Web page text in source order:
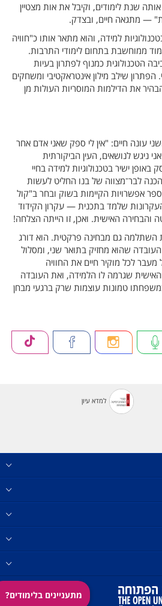
מתעניינים בלימודים?
שנת לימודים, וקיבל את אות מצטיין
— מתגאה חיים, ובצדק.
למידה, והוא מתאר אותו כ"חוויה
ממוחשבת בתחום לימודי התרבות.
הטכנולוגית כמנוף לפתרון בעיות
שילב מילון אינטראקטיבי ומשחקים
את הדילמות המוסריות העולות מן
עונה חיים: "אין לי ספק שאני אדם אחר
ניגש לנושאים, העין הביקורתית
ישיר בטכנולוגיות למידה בחיי
לבר־מצווה של בנו החליט לעשות
אפשרויות הקיימות בשוק ובחר ב"קול
שלמד בתכנית — עקרון הקידוד
והבחירה האישית. ואכן, זו הייתה הצלחה!
השתלמה גם מבחינה פרקטית. הוא דורג
שהוא מחזיק בתואר שני, ומסלול
לכל מוקיר חיים את החוויה
שגרמה לו הלמידה, ואת העובדה
טמונות עוצמות שרק ברגעי מבחן
למדא עיון